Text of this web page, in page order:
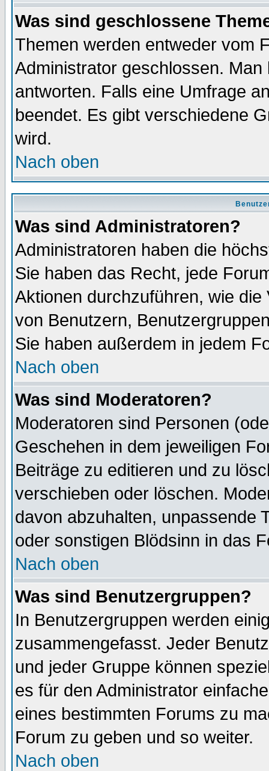
Was sind geschlossene
Themen werden entweder vom
Administrator geschlossen.
antworten. Falls eine Umfrage
beendet. Es gibt verschiedene
wird.
Nach oben
Was sind Administratoren?
Administratoren haben die
Sie haben das Recht, jede
Aktionen durchzuführen, wie
von Benutzern,
Sie haben außerdem in jedem
Nach oben
Was sind Moderatoren?
Moderatoren sind Personen
Geschehen in dem jeweiligen
Beiträge zu editieren und zu
verschieben oder löschen.
davon abzuhalten, unpassende
oder sonstigen Blödsinn in das
Nach oben
Was sind Benutzergruppen?
In Benutzergruppen werden
zusammengefasst. Jeder
und jeder Gruppe können
es für den Administrator
eines bestimmten Forums zu
Forum zu geben und so weiter.
Nach oben